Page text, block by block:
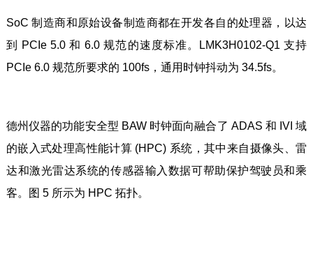
SoC 制造商和原始设备制造商都在开发各自的处理器，以达
到 PCIe 5.0 和 6.0 规范的速度标准。LMK3H0102-Q1 支持
PCIe 6.0 规范所要求的 100fs，通用时钟抖动为 34.5fs。
德州仪器的功能安全型 BAW 时钟面向融合了 ADAS 和 IVI 域
的嵌入式处理高性能计算 (HPC) 系统，其中来自摄像头、雷
达和激光雷达系统的传感器输入数据可帮助保护驾驶员和乘
客。图 5 所示为 HPC 拓扑。